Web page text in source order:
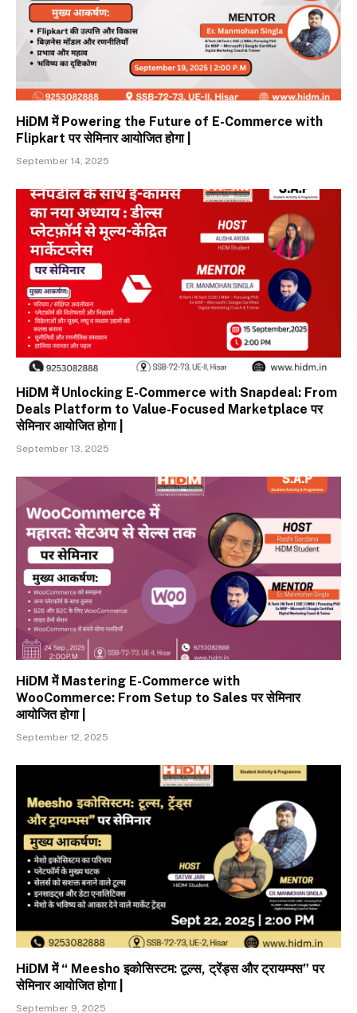
HiDM में Powering the Future of E-Commerce with
Flipkart पर सेमिनार आयोजित होगा |
September 14, 2025
HiDM में Unlocking E-Commerce with Snapdeal: From
Deals Platform to Value-Focused Marketplace पर
सेमिनार आयोजित होगा |
September 13, 2025
HiDM में Mastering E-Commerce with
WooCommerce: From Setup to Sales पर सेमिनार
आयोजित होगा |
September 12, 2025
HiDM में “ Meesho इकोसिस्टम: टूल्स, ट्रेंड्स और ट्रायम्फ्स” पर
सेमिनार आयोजित होगा |
September 9, 2025